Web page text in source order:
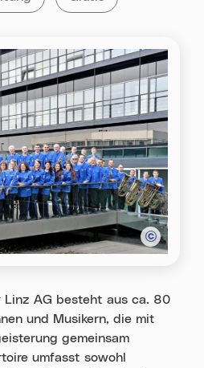
Linz AG besteht aus ca. 80
und Musikern, die mit
gemeinsam
umfasst sowohl